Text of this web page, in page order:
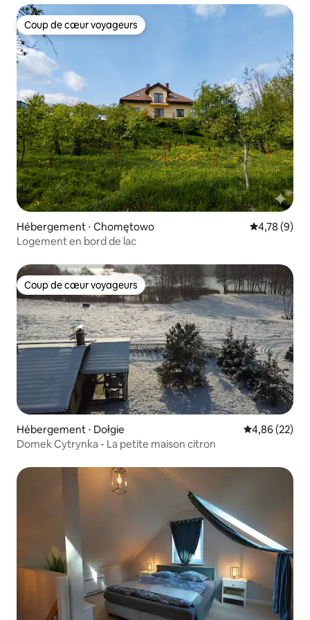
Coup de cœur voyageurs
Coup de cœur voyageurs
Hébergement ⋅ Chomętowo Évaluation
4,78 (9)
Logement en bord de lac
Coup de cœur voyageurs
Coup de cœur voyageurs
Hébergement ⋅ Dołgie Évaluation
4,86 (22)
Domek Cytrynka - La petite maison citron